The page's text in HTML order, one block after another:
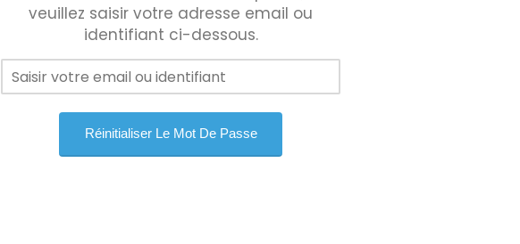
veuillez saisir votre adresse email ou
identifiant ci-dessous.